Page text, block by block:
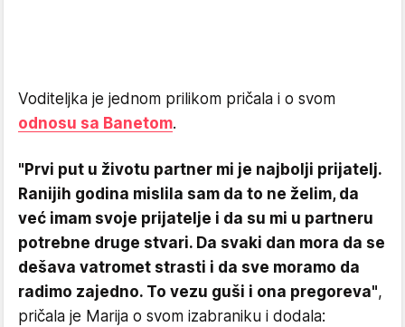
Voditeljka je jednom prilikom pričala i o svom
odnosu sa Banetom.
"Prvi put u životu partner mi je najbolji prijatelj.
Ranijih godina mislila sam da to ne želim, da
već imam svoje prijatelje i da su mi u partneru
potrebne druge stvari. Da svaki dan mora da se
dešava vatromet strasti i da sve moramo da
radimo zajedno. To vezu guši i ona pregoreva",
pričala je Marija o svom izabraniku i dodala: